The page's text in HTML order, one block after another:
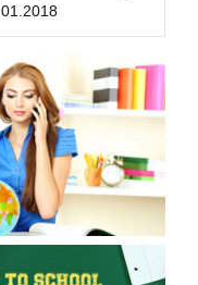
01.2018